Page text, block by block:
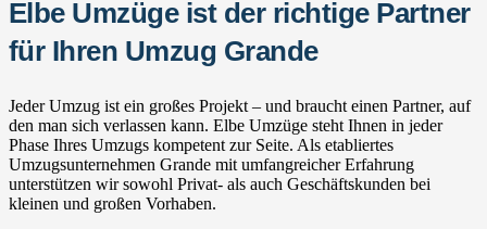
Elbe Umzüge ist der richtige Partner
für Ihren Umzug Grande
Jeder Umzug ist ein großes Projekt – und braucht einen Partner, auf
den man sich verlassen kann. Elbe Umzüge steht Ihnen in jeder
Phase Ihres Umzugs kompetent zur Seite. Als etabliertes
Umzugsunternehmen Grande mit umfangreicher Erfahrung
unterstützen wir sowohl Privat- als auch Geschäftskunden bei
kleinen und großen Vorhaben.